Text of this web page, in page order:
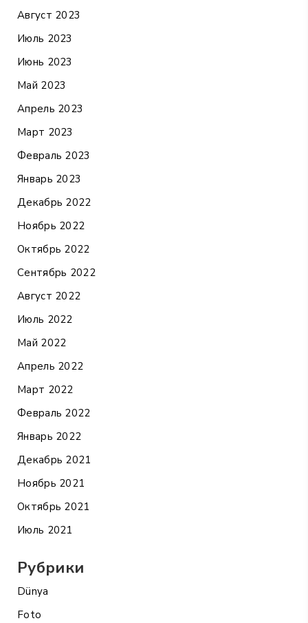
Август 2023
Июль 2023
Июнь 2023
Май 2023
Апрель 2023
Март 2023
Февраль 2023
Январь 2023
Декабрь 2022
Ноябрь 2022
Октябрь 2022
Сентябрь 2022
Август 2022
Июль 2022
Май 2022
Апрель 2022
Март 2022
Февраль 2022
Январь 2022
Декабрь 2021
Ноябрь 2021
Октябрь 2021
Июль 2021
Рубрики
Dünya
Foto